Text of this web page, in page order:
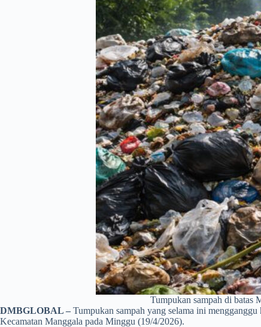
Tumpukan sampah di batas
DMBGLOBAL – Tumpukan sampah yang selama ini
Kecamatan Manggala pada Minggu (19/4/2026).